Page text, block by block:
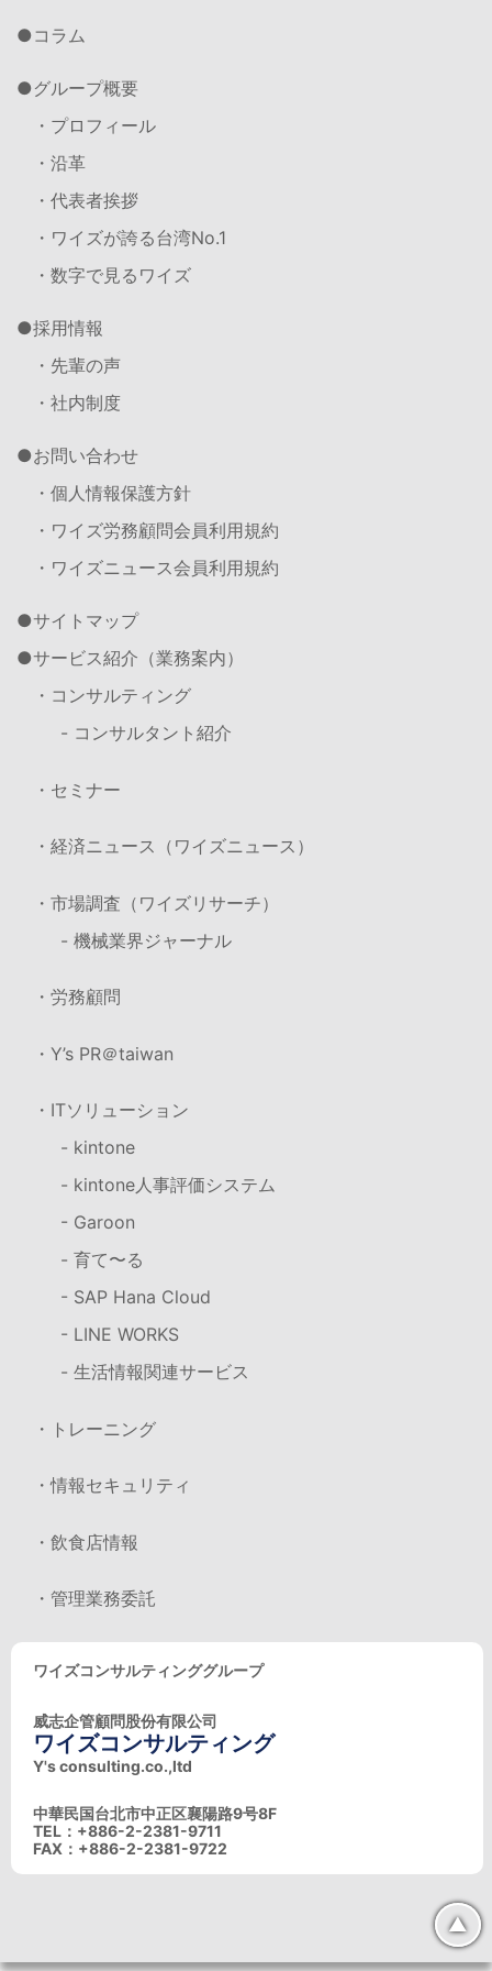
コラム
グループ概要
・プロフィール
・沿革
・代表者挨拶
・ワイズが誇る台湾No.1
・数字で見るワイズ
採用情報
・先輩の声
・社内制度
お問い合わせ
・個人情報保護方針
・ワイズ労務顧問会員利用規約
・ワイズニュース会員利用規約
サイトマップ
サービス紹介（業務案内）
・コンサルティング
- コンサルタント紹介
・セミナー
・経済ニュース（ワイズニュース）
・市場調査（ワイズリサーチ）
- 機械業界ジャーナル
・労務顧問
・Y’s PR＠taiwan
・ITソリューション
- kintone
- kintone人事評価システム
- Garoon
- 育て〜る
- SAP Hana Cloud
- LINE WORKS
- 生活情報関連サービス
・トレーニング
・情報セキュリティ
・飲食店情報
・管理業務委託
ワイズコンサルティンググループ
威志企管顧問股份有限公司
ワイズコンサルティング
Y's consulting.co.,ltd
中華民国台北市中正区襄陽路9号8F
TEL：+886-2-2381-9711
FAX：+886-2-2381-9722
▲